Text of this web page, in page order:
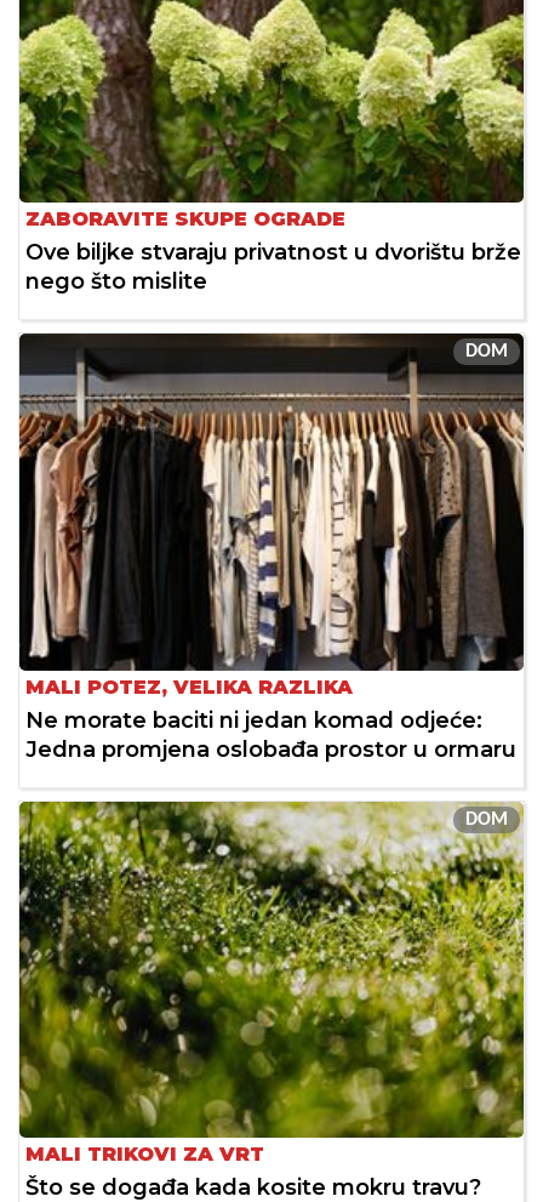
ZABORAVITE SKUPE OGRADE
Ove biljke stvaraju privatnost u dvorištu brže
nego što mislite
DOM
MALI POTEZ, VELIKA RAZLIKA
Ne morate baciti ni jedan komad odjeće:
Jedna promjena oslobađa prostor u ormaru
DOM
MALI TRIKOVI ZA VRT
Što se događa kada kosite mokru travu?